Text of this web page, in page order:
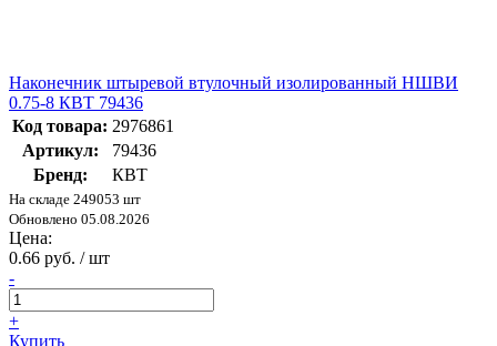
Наконечник штыревой втулочный изолированный НШВИ
0.75-8 КВТ 79436
Код товара: 2976861
Артикул:
79436
Бренд:
КВТ
На складе 249053 шт
Обновлено 05.08.2026
Цена:
0.66 руб. / шт
-
+
Купить